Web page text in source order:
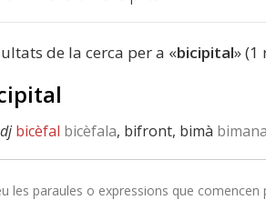
de la cerca per a «bicipital» (1
bicèfal bicèfala, bifront, bimà bimana
les paraules o expressions que comencen